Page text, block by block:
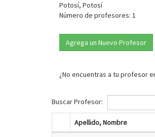
Potosí, Potosí
Número de profesores: 1
Agrega un Nuevo Profesor
¿No encuentras a tu profesor
Buscar Profesor:
Apellido, Nombre